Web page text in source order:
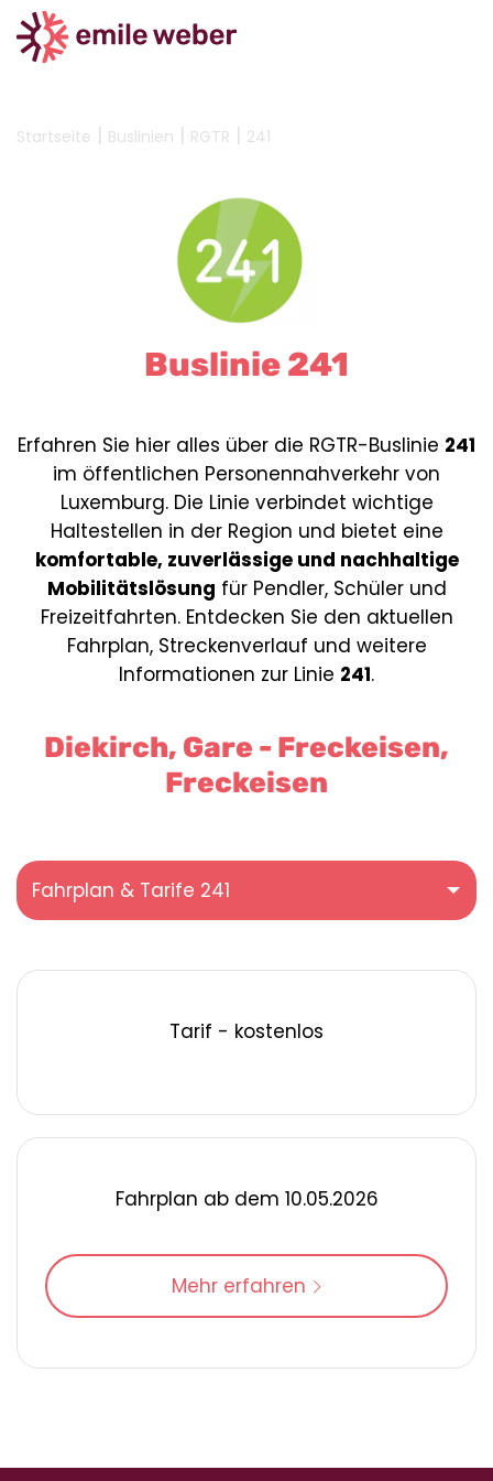
Startseite | Buslinien | RGTR | 241
Buslinie 241
Erfahren Sie hier alles über die RGTR-Buslinie 241
im öffentlichen Personennahverkehr von
Luxemburg. Die Linie verbindet wichtige
Haltestellen in der Region und bietet eine
komfortable, zuverlässige und nachhaltige
Mobilitätslösung für Pendler, Schüler und
Freizeitfahrten. Entdecken Sie den aktuellen
Fahrplan, Streckenverlauf und weitere
Informationen zur Linie 241.
Diekirch, Gare - Freckeisen,
Freckeisen
Fahrplan & Tarife 241
Tarif - kostenlos
Fahrplan ab dem 10.05.2026
Mehr erfahren